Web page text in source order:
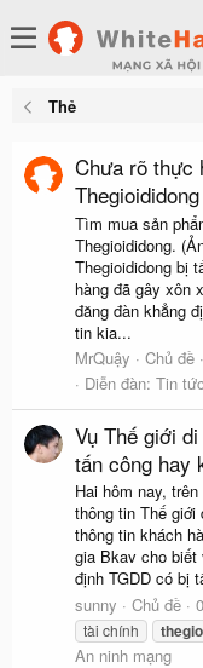
Thẻ
Chưa rõ thực
Tìm mua sản
Thegioididong.
Thegioididong bị
hàng đã gây xôn
đăng đàn khẳng
tin kia...
MrQuậy
Chủ đề
Diễn đàn: Tin tức
Vụ Thế giới
tấn công hay
Hai hôm nay,
thông tin Thế giới
thông tin khách
gia Bkav cho
định TGDD có bị
sunny
Chủ đề
tài chính
An ninh mạng